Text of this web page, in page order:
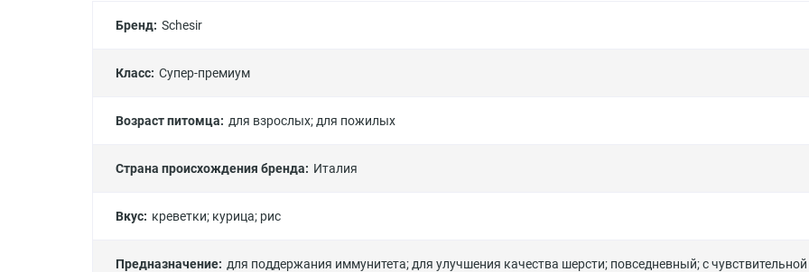
Бренд: Schesir
Класс: Супер-премиум
Возраст питомца: для взрослых; для пожилых
Страна происхождения бренда: Италия
Вкус: креветки; курица; рис
Предназначение: для поддержания иммунитета; для улучшения качества шерсти; повседневный;с чувствительной